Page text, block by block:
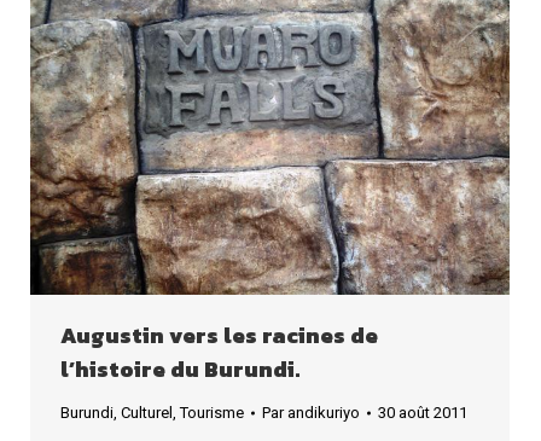
Augustin vers les racines de
l’histoire du Burundi.
Burundi Culturel ,Tourisme Parandikuriyo 30 août 2011